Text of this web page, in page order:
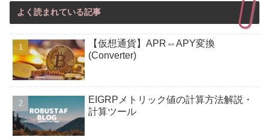
よく読まれている記事
【仮想通貨】APR⇔APY変換
(Converter)
EIGRPメトリック値の計算方法解説・
計算ツール